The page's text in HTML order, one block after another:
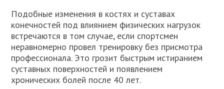
Подобные изменения в костях и суставах
конечностей под влиянием физических нагрузок
встречаются в том случае, если спортсмен
неравномерно провел тренировку без присмотра
профессионала. Это грозит быстрым истиранием
суставных поверхностей и появлением
хронических болей после 40 лет.